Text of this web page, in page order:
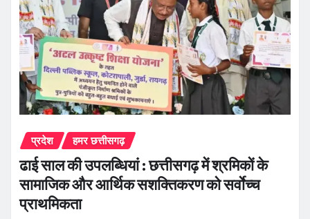
प्रदेश हमर छत्तीसगढ़
ढाई साल की उपलब्धियां : छत्तीसगढ़ में श्रमिकों के
सामाजिक और आर्थिक सशक्तिकरण को सर्वाेच्च
प्राथमिकता